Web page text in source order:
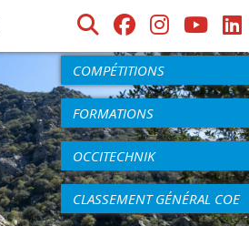
AGENDA
COMPÉTITIONS
FORMATIONS
OCCITECHNIK
CLASSEMENT GÉNÉRAL COE